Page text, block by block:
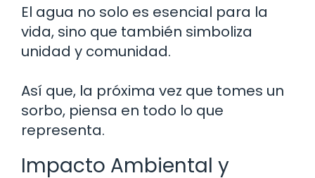
El agua no solo es esencial para la
vida, sino que también simboliza
unidad y comunidad.
Así que, la próxima vez que tomes un
sorbo, piensa en todo lo que
representa.
Impacto Ambiental y